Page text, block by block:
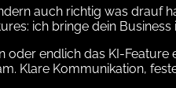
auch richtig was drauf
ich bringe dein Business
endlich das KI-
Klare Kommunikation,